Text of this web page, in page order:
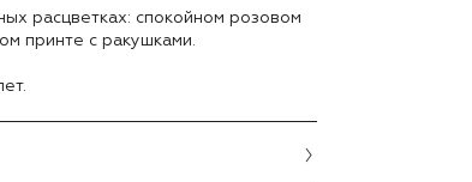
расцветках: спокойном розовом
принте с ракушками.